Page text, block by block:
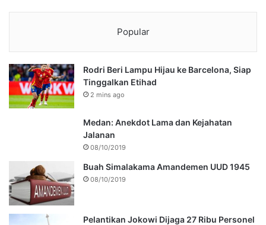
Popular
Rodri Beri Lampu Hijau ke Barcelona, Siap
Tinggalkan Etihad
2 mins ago
Medan: Anekdot Lama dan Kejahatan
Jalanan
08/10/2019
Buah Simalakama Amandemen UUD 1945
08/10/2019
Pelantikan Jokowi Dijaga 27 Ribu Personel